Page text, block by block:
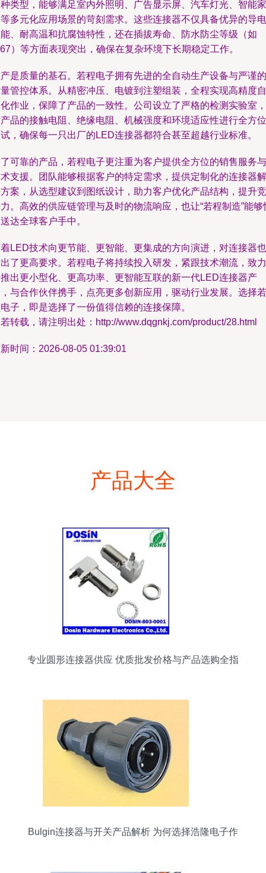
类型，能够满足室内外照明、广告显示屏、汽车灯光、智能家
多元化应用场景的苛刻需求。这些连接器不仅具备优异的导电
、耐高温和抗腐蚀特性，还在插拔寿命、防水防尘等级（如
）等方面表现突出，确保在复杂环境下长期稳定工作。
是质量的基石。若程电子拥有先进的全自动生产设备与严谨的
管控体系。从精密冲压、电镀到注塑组装，全程实现高精度自
作业，保障了产品的一致性。公司设立了严格的检测实验室，
品的接触电阻、绝缘电阻、机械强度和环境适应性进行全方位
，确保每一只出厂的LED连接器都符合甚至超越行业标准。
可靠的产品，若程电子更注重为客户提供全方位的销售服务与
支援。团队能够根据客户的特定需求，提供定制化的连接器解
案，从选型建议到图纸设计，助力客户优化产品结构，提升竞
。高效的供应链管理与及时的物流响应，也让“若程制造”能够
达全球客户手中。
LED技术向更节能、更智能、更集成的方向演进，对连接器也
了更高要求。若程电子将持续投入研发，紧跟技术潮流，致力
出更小型化、更高功率、更智能互联的新一代LED连接器产
与合作伙伴携手，点亮更多创新应用，驱动行业发展。选择若
子，即是选择了一份值得信赖的连接保障。
转载，请注明出处：http://www.dqgnkj.com/product/28.html
时间：2026-08-05 01:39:01
产品大全
专业圆形连接器供应 优质批发价格与产品选购全指
Bulgin连接器与开关产品解析 为何选择浩隆电子作